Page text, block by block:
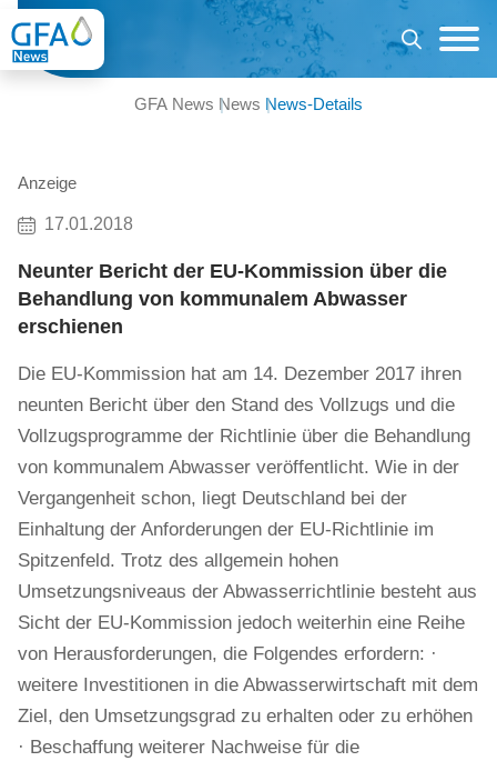
GFA News News News-Details
Anzeige
17.01.2018
Neunter Bericht der EU-Kommission über die
Behandlung von kommunalem Abwasser
erschienen
Die EU-Kommission hat am 14. Dezember 2017 ihren
neunten Bericht über den Stand des Vollzugs und die
Vollzugsprogramme der Richtlinie über die Behandlung
von kommunalem Abwasser veröffentlicht. Wie in der
Vergangenheit schon, liegt Deutschland bei der
Einhaltung der Anforderungen der EU-Richtlinie im
Spitzenfeld. Trotz des allgemein hohen
Umsetzungsniveaus der Abwasserrichtlinie besteht aus
Sicht der EU-Kommission jedoch weiterhin eine Reihe
von Herausforderungen, die Folgendes erfordern: ·
weitere Investitionen in die Abwasserwirtschaft mit dem
Ziel, den Umsetzungsgrad zu erhalten oder zu erhöhen
· Beschaffung weiterer Nachweise für die